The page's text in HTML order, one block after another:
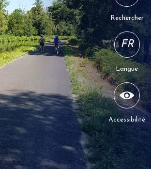
Rechercher
FR
Langue
Accessibilité